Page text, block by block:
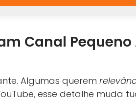
Canal Pequeno
Algumas querem
esse detalhe muda